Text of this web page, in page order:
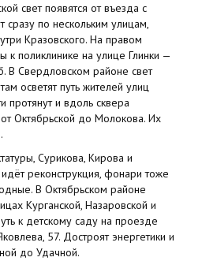
свет появятся от въезда с
по нескольким улицам,
Кразовского. На правом
к поликлинике на улице Глинки —
В Свердловском районе свет
осветят путь жителей улиц
протянут и вдоль сквера
Октябрьской до Молокова. Их
Сурикова, Кирова и
реконструкция, фонари тоже
В Октябрьском районе
Курганской, Назаровской и
к детскому саду на проезде
57. Достроят энергетики и
до Удачной.